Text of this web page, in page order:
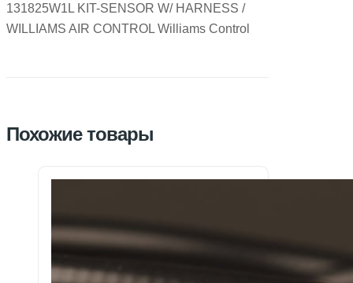
131825W1L KIT-SENSOR W/ HARNESS /
WILLIAMS AIR CONTROL Williams Control
Похожие товары